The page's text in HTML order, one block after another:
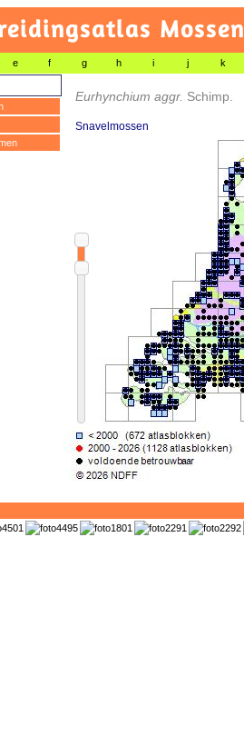
Mossen
e f g h i j k
Eurhynchium aggr. Schimp.
Snavelmossen